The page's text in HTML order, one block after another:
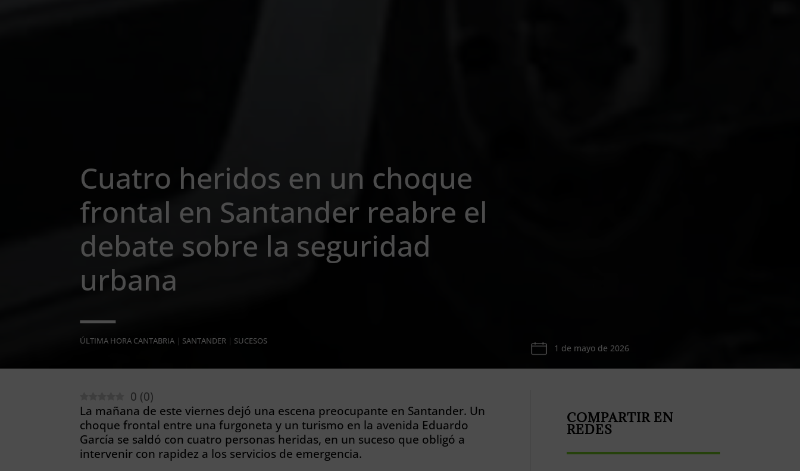
Cuatro heridos en un choque
frontal en Santander reabre el
debate sobre la seguridad
urbana
ÚLTIMA HORA CANTABRIA | SANTANDER | SUCESOS
1 de mayo de 2026
0 (0)
La mañana de este viernes dejó una escena preocupante en Santander. Un
choque frontal entre una furgoneta y un turismo en la avenida Eduardo
García se saldó con cuatro personas heridas, en un suceso que obligó a
intervenir con rapidez a los servicios de emergencia.
COMPARTIR EN
REDES